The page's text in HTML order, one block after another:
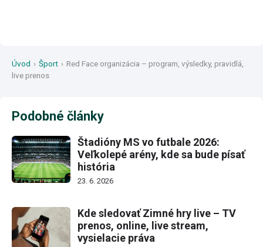
Úvod › Šport › Red Face organizácia – program, výsledky, pravidlá,
live prenos
Podobné články
Štadióny MS vo futbale 2026:
Veľkolepé arény, kde sa bude písať
história
23. 6. 2026
Kde sledovať Zimné hry live – TV
prenos, online, live stream,
vysielacie práva